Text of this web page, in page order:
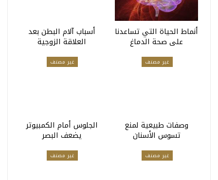
أنماط الحياة التي تساعدنا
على صحة الدماغ
أسباب آلام البطن بعد
العلاقة الزوجية
غير مصنف
وصفات طبيعية لمنع
تسوس الأسنان
غير مصنف
الجلوس أمام الكمبيوتر
يضعف البصر
غير مصنف غير مصنف